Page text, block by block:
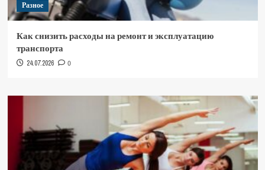
Разное
Как снизить расходы на ремонт и эксплуатацию
транспорта
24.07.2026 0